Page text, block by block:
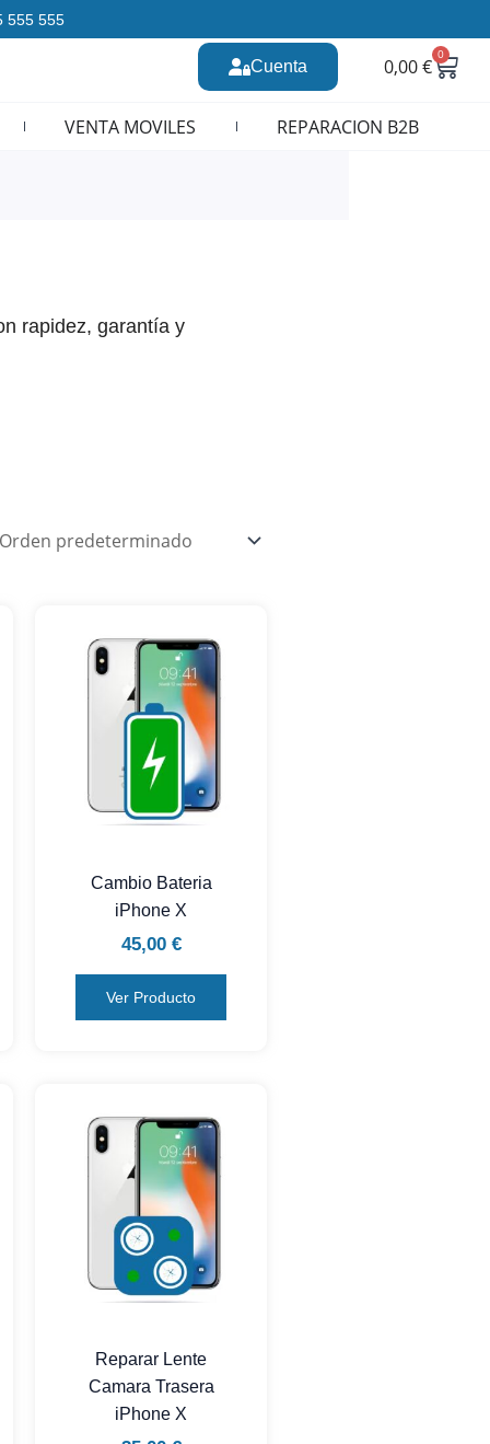
555 555
Cuenta 0,00€
0
CURSOS REPARACION MOVILES
VENTA MOVILES REPARACION B2B
rapidez, garantía y
Cambio Bateria
iPhone X
45,00 €
Ver Producto
Reparar Lente
Camara Trasera
iPhone X